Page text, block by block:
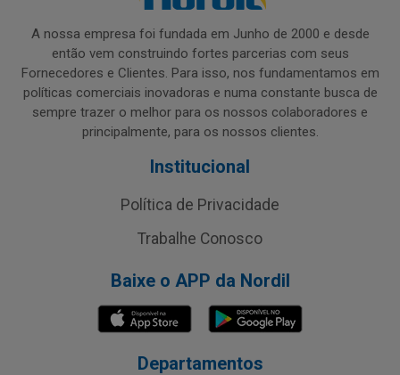
A nossa empresa foi fundada em Junho de 2000 e desde
então vem construindo fortes parcerias com seus
Fornecedores e Clientes. Para isso, nos fundamentamos em
políticas comerciais inovadoras e numa constante busca de
sempre trazer o melhor para os nossos colaboradores e
principalmente, para os nossos clientes.
Institucional
Política de Privacidade
Trabalhe Conosco
Baixe o APP da Nordil
Departamentos